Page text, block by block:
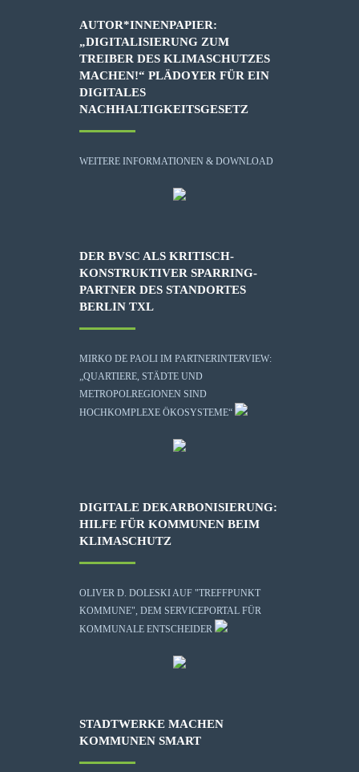
AUTOR*INNENPAPIER:
„DIGITALISIERUNG ZUM
TREIBER DES KLIMASCHUTZES
MACHEN!“ PLÄDOYER FÜR EIN
DIGITALES
NACHHALTIGKEITSGESETZ
WEITERE INFORMATIONEN & DOWNLOAD
DER BVSC ALS KRITISCH-
KONSTRUKTIVER SPARRING-
PARTNER DES STANDORTES
BERLIN TXL
MIRKO DE PAOLI IM PARTNERINTERVIEW:
„QUARTIERE, STÄDTE UND
METROPOLREGIONEN SIND
HOCHKOMPLEXE ÖKOSYSTEME“
DIGITALE DEKARBONISIERUNG:
HILFE FÜR KOMMUNEN BEIM
KLIMASCHUTZ
OLIVER D. DOLESKI AUF "TREFFPUNKT
KOMMUNE", DEM SERVICEPORTAL FÜR
KOMMUNALE ENTSCHEIDER
STADTWERKE MACHEN
KOMMUNEN SMART